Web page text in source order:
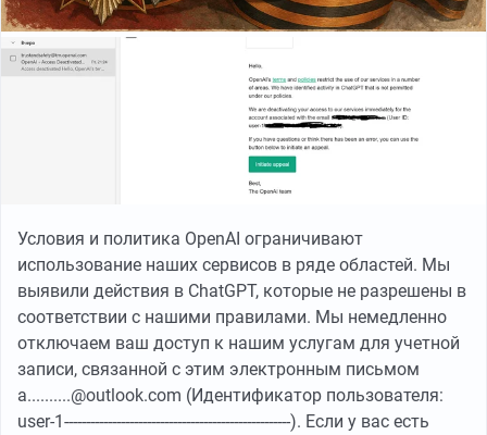
Условия и политика OpenAI ограничивают
использование наших сервисов в ряде областей. Мы
выявили действия в ChatGPT, которые не разрешены в
соответствии с нашими правилами. Мы немедленно
отключаем ваш доступ к нашим услугам для учетной
записи, связанной с этим электронным письмом
a..........@outlook.com (Идентификатор пользователя:
user-1----------------------------------------------------). Если у вас есть